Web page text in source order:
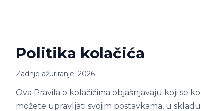
Politika kolačića
Zadnje ažuriranje: 2026
Ova Pravila o kolačićima objašnjavaju koji se
možete upravljati svojim postavkama, u